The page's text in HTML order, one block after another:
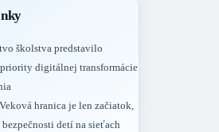
školstva predstavilo
digitálnej transformácie
hranica je len začiatok,
detí na sieťach